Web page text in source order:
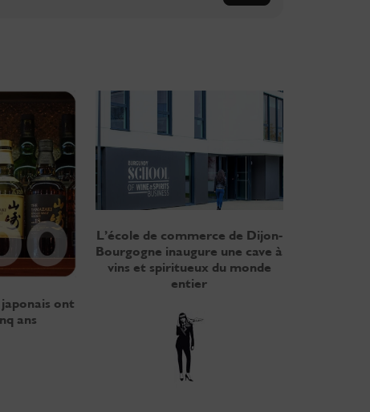
ont
ans
L’école de commerce de Dijon-
Bourgogne inaugure une cave à
vins et spiritueux du monde
entier